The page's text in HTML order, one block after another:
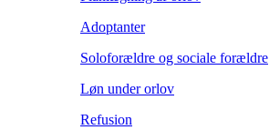
Adoptanter
Soloforældre og sociale forældre
Løn under orlov
Refusion